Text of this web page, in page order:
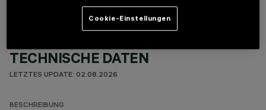
TECHNISCHE DATEN
LETZTES UPDATE: 02.08.2026
BESCHREIBUNG
Cookie-Einstellungen